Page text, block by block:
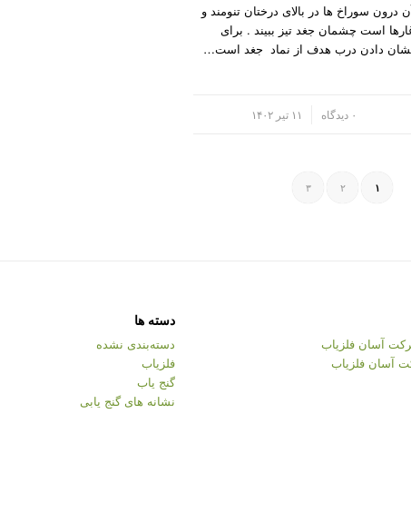
درون سوراخ ها در بالای درختان تنومند و
است چشمان جغد تیز ببیند . برای
دادن درب هدف از نماد جغد است…
۰ دیدگاه ۱۱ تیر ۱۴۰۲
۱ ۲ ۳
آسان فلزیاب
آسان فلزیاب
دسته ها
دسته‌بندی نشده
فلزیاب
گنج یاب
نشانه های گنج یابی